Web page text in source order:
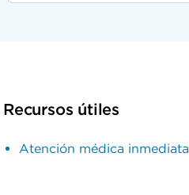
Recursos útiles
Atención médica inmediata